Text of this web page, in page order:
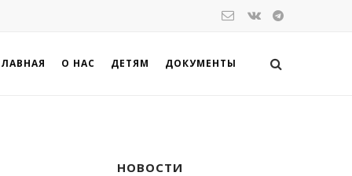
О НАС ДЕТЯМ ДОКУМЕНТЫ
НОВОСТИ